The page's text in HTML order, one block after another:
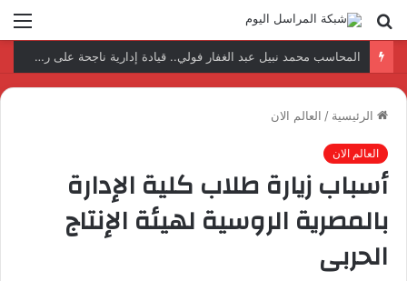
بحث
عن
نتائج إيجابية بعد زيارة وفد الجامعة المصرية النتائج إيجابية بعد زيارة وفد الجامعة المصرية الروسية لمصنع الإلكترونياتروسية لمصنع الإلكترونيات
الرئيسية / العالم الان
العالم الان
أسباب زيارة طلاب كلية الإدارة
بالمصرية الروسية لهيئة الإنتاج
الحربى